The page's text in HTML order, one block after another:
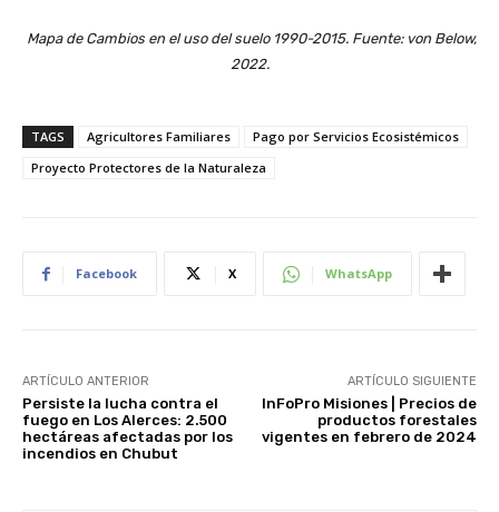
Mapa de Cambios en el uso del suelo 1990-2015. Fuente: von Below,
2022.
TAGS Agricultores Familiares
Pago por Servicios Ecosistémicos
Proyecto Protectores de la Naturaleza
Facebook X WhatsApp
ARTÍCULO ANTERIOR
Persiste la lucha contra el
fuego en Los Alerces: 2.500
hectáreas afectadas por los
incendios en Chubut
ARTÍCULO SIGUIENTE
InFoPro Misiones | Precios de
productos forestales
vigentes en febrero de 2024